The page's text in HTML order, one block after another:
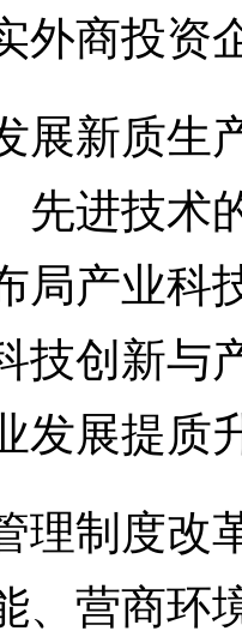
外商投资
新质生
先进技术
局产业科
技创新与
发展提质
制度改
、营商环